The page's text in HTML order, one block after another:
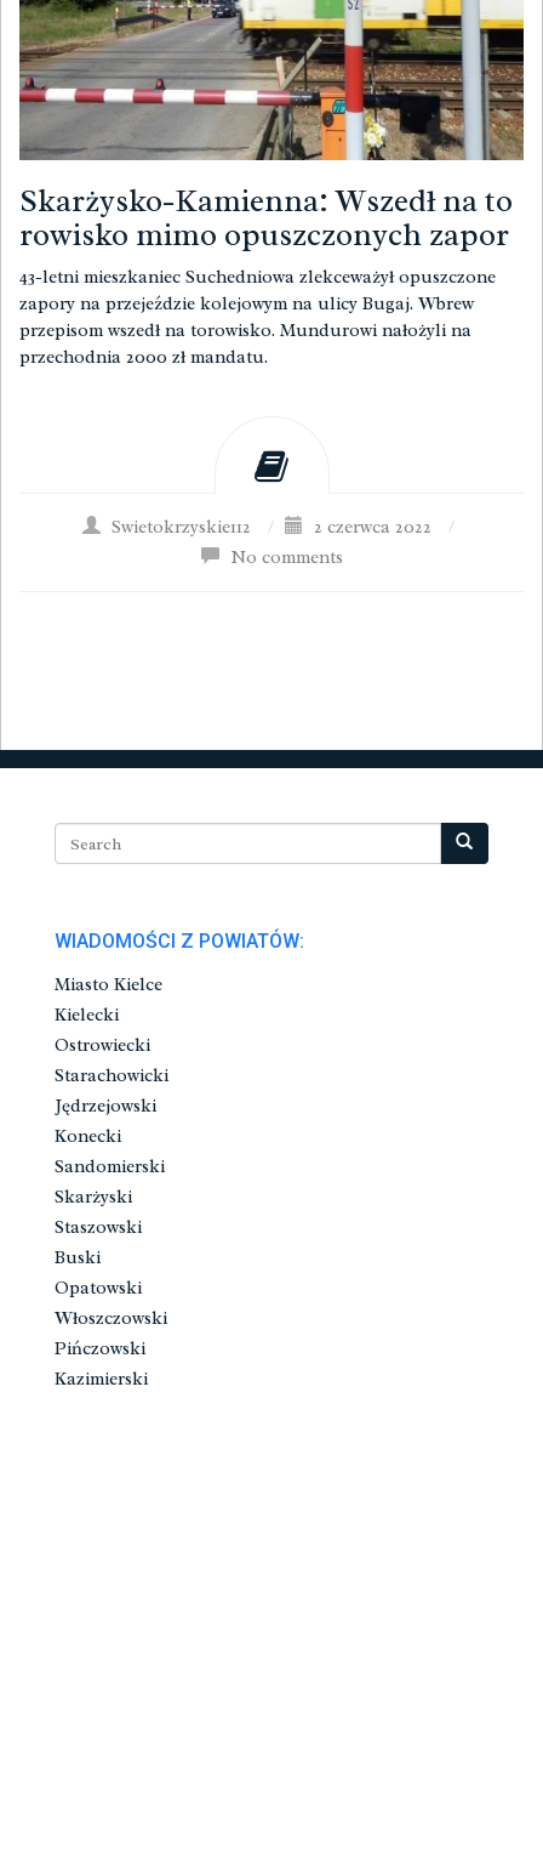
Skarżysko-Kamienna: Wszedł na to
rowisko mimo opuszczonych zapor
43-letni mieszkaniec Suchedniowa zlekceważył opuszczone
zapory na przejeździe kolejowym na ulicy Bugaj. Wbrew
przepisom wszedł na torowisko. Mundurowi nałożyli na
przechodnia 2000 zł mandatu.
Swietokrzyskie112 / 2 czerwca 2022
/
No comments
WIADOMOŚCI Z POWIATÓW:
Miasto Kielce
Kielecki
Ostrowiecki
Starachowicki
Jędrzejowski
Konecki
Sandomierski
Skarżyski
Staszowski
Buski
Opatowski
Włoszczowski
Pińczowski
Kazimierski